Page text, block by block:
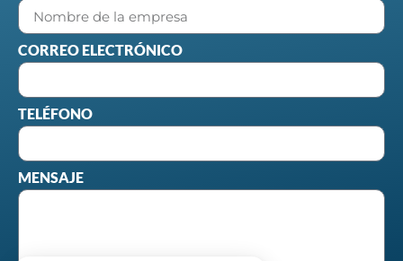
CORREO ELECTRÓNICO
TELÉFONO
MENSAJE